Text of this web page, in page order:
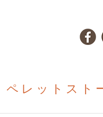
ペレットスト